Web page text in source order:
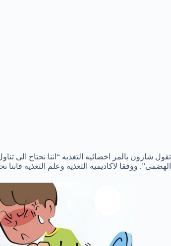
تقول شارون بالمر اخصائيه التغذيه “اننا نحتاج الى
الهضمى”. ووفقا لاكاديميه التغذيه وعلم التغذيه فاننا نحتاج الى تناول 38